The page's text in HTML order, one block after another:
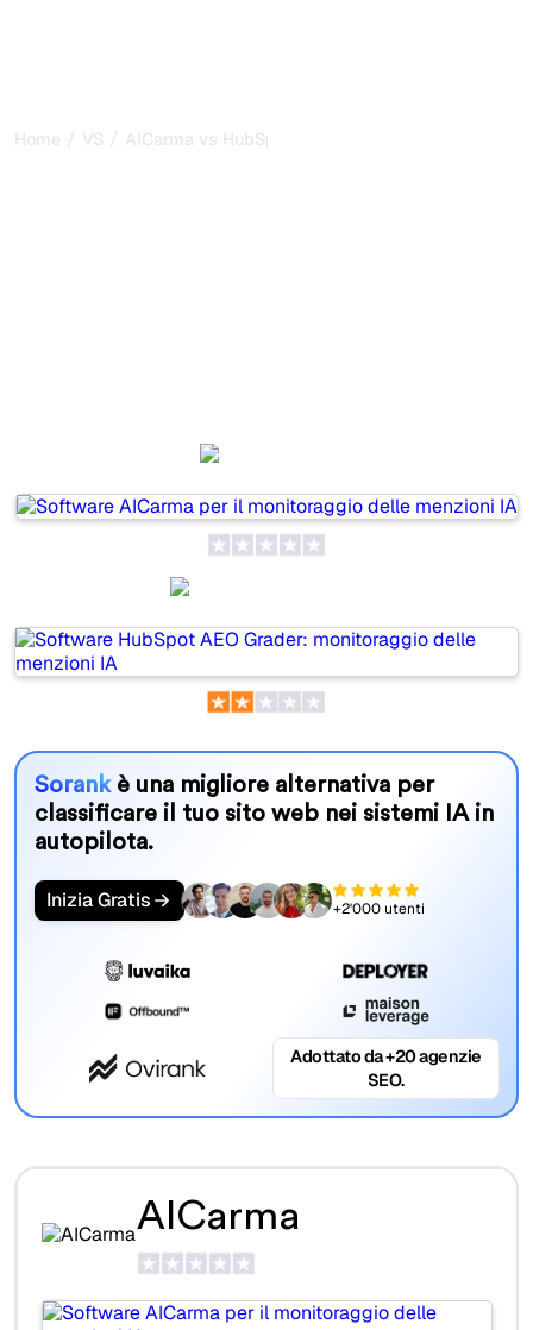
Home / VS / AICarma vs HubSpot AEO
Sorank è una migliore alternativa per
classificare il tuo sito web nei sistemi IA in
autopilota.
Inizia Gratis +2'000 utenti
Adottato da +20 agenzie
SEO.
AICarma